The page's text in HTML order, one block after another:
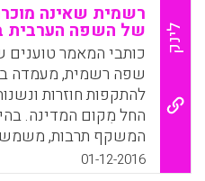
לינק
רשמית שאינה
של השפה הערבית
כותבי המאמר
שפה רשמית, מעמדה
להתקפות חוזרות
החל מִקום המדינה.
המשקף תרבות,
במאבק המתמשך בין
01-12-2016